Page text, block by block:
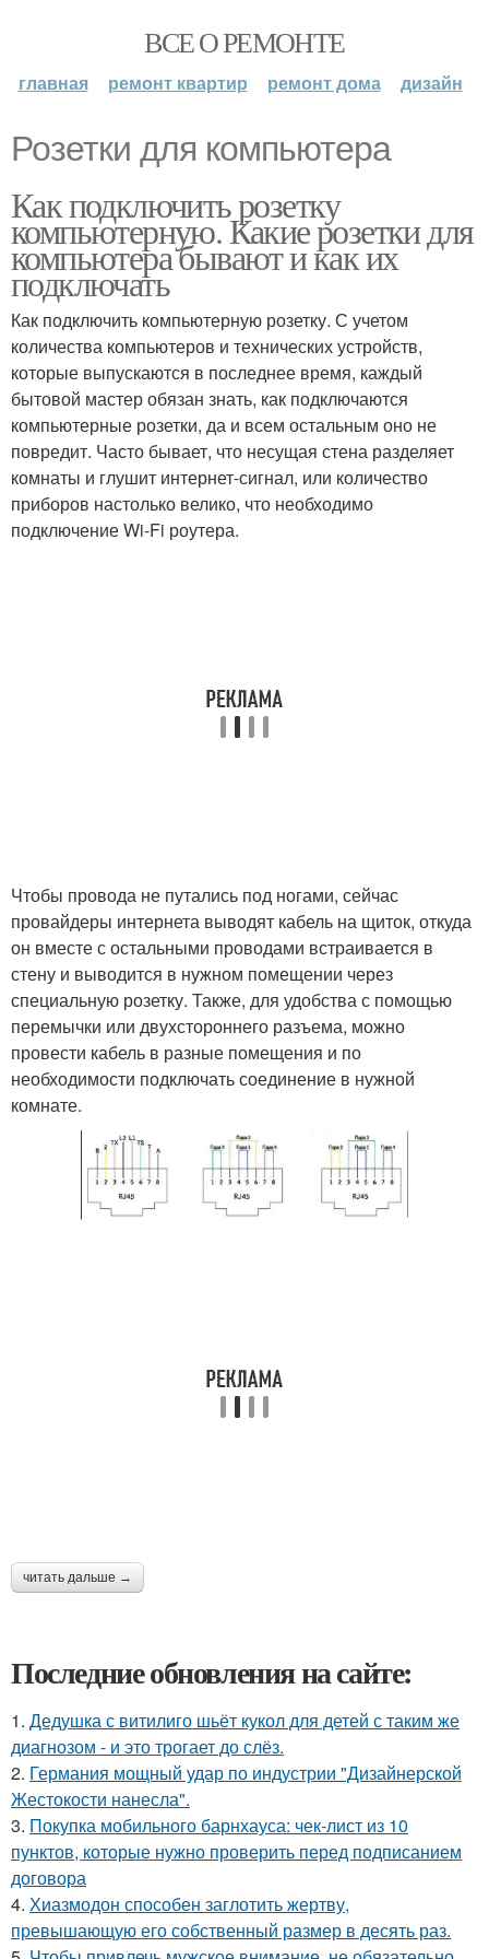
ВСЕ О РЕМОНТЕ
главная ремонт квартир ремонт дома дизайн
Розетки для компьютера
Как подключить розетку
компьютерную. Какие розетки для
компьютера бывают и как их
подключать
Как подключить компьютерную розетку. С учетом
количества компьютеров и технических устройств,
которые выпускаются в последнее время, каждый
бытовой мастер обязан знать, как подключаются
компьютерные розетки, да и всем остальным оно не
повредит. Часто бывает, что несущая стена разделяет
комнаты и глушит интернет-сигнал, или количество
приборов настолько велико, что необходимо
подключение Wi-Fi роутера.
Чтобы провода не путались под ногами, сейчас
провайдеры интернета выводят кабель на щиток, откуда
он вместе с остальными проводами встраивается в
стену и выводится в нужном помещении через
специальную розетку. Также, для удобства с помощью
перемычки или двухстороннего разъема, можно
провести кабель в разные помещения и по
необходимости подключать соединение в нужной
комнате.
читать дальше →
Последние обновления на сайте:
1. Дедушка с витилиго шьёт кукол для детей с таким же
диагнозом - и это трогает до слёз.
2. Германия мощный удар по индустрии "Дизайнерской
Жестокости нанесла".
3. Покупка мобильного барнхауса: чек-лист из 10
пунктов, которые нужно проверить перед подписанием
договора
4. Хиазмодон способен заглотить жертву,
превышающую его собственный размер в десять раз.